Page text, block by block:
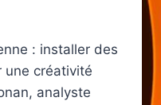
: installer des
une créativité
analyste